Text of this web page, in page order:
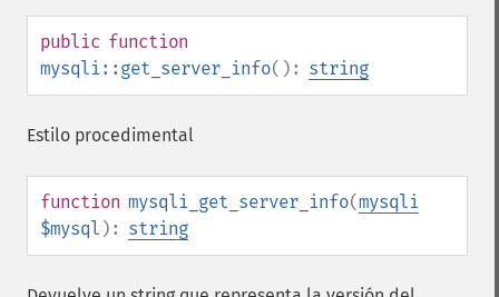
public function
mysqli::get_server_info(): string
Estilo procedimental
function mysqli_get_server_info(mysqli
$mysql ): string